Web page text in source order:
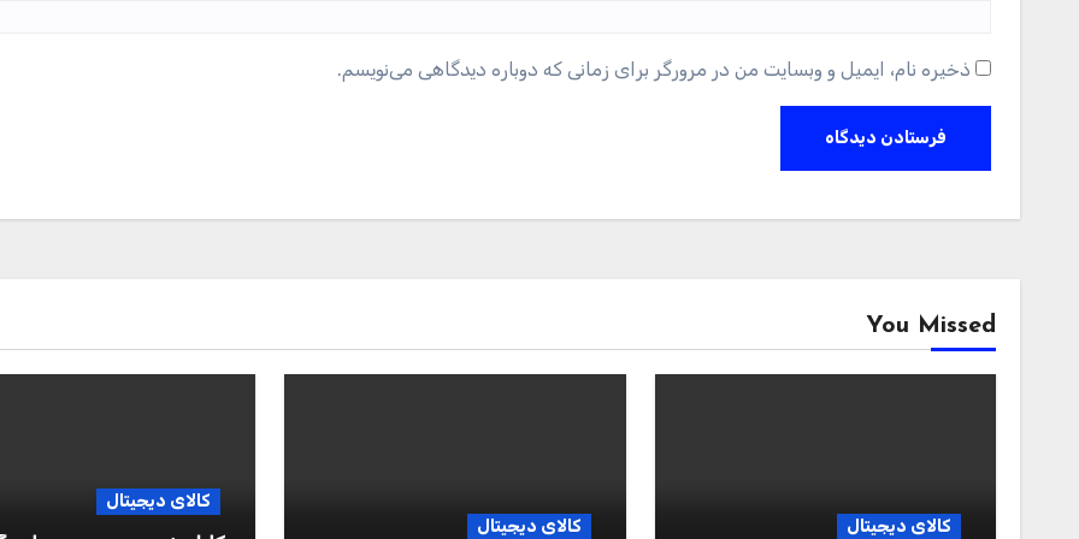
ذخیره نام، ایمیل و وبسایت من در مرورگر برای زمانی که دوباره دیدگاهی می‌نویسم.
You Missed
کالای دیجیتال کالای دیجیتال
کالای دیجیتال